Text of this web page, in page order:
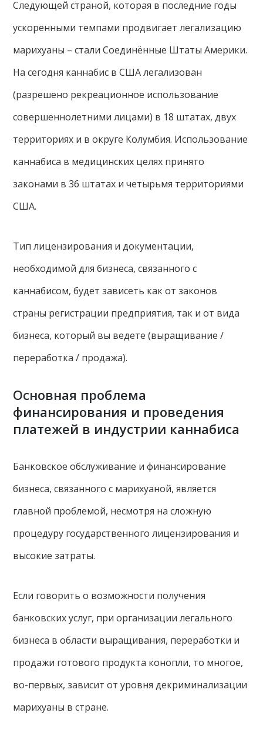
Следующей страной, которая в последние годы
ускоренными темпами продвигает легализацию
марихуаны – стали Соединённые Штаты Америки.
На сегодня каннабис в США легализован
(разрешено рекреационное использование
совершеннолетними лицами) в 18 штатах, двух
территориях и в округе Колумбия. Использование
каннабиса в медицинских целях принято
законами в 36 штатах и четырьмя территориями
США.
Тип лицензирования и документации,
необходимой для бизнеса, связанного с
каннабисом, будет зависеть как от законов
страны регистрации предприятия, так и от вида
бизнеса, который вы ведете (выращивание /
переработка / продажа).
Основная проблема
финансирования и проведения
платежей в индустрии каннабиса
Банковское обслуживание и финансирование
бизнеса, связанного с марихуаной, является
главной проблемой, несмотря на сложную
процедуру государственного лицензирования и
высокие затраты.
Если говорить о возможности получения
банковских услуг, при организации легального
бизнеса в области выращивания, переработки и
продажи готового продукта конопли, то многое,
во-первых, зависит от уровня декриминализации
марихуаны в стране.